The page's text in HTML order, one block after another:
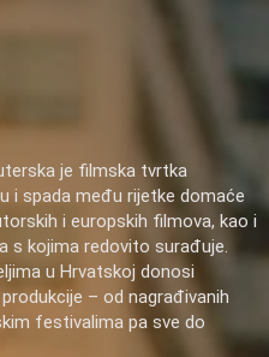
je filmska tvrtka
i spada među rijetke domaće
i europskih filmova, kao i
s kojima redovito surađuje.
u Hrvatskoj donosi
– od nagrađivanih
festivalima pa sve do